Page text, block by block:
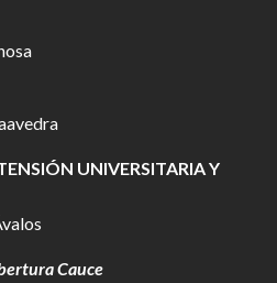
UNIVERSITARIA Y
Cauce